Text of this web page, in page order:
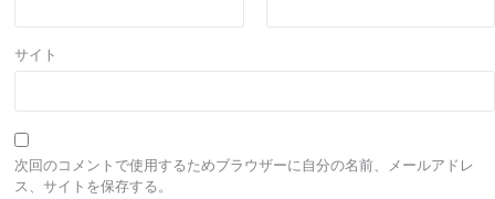
サイト
次回のコメントで使用するためブラウザーに自分の名前、メールアドレ
ス、サイトを保存する。